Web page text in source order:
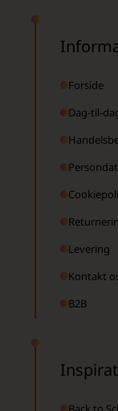
Forside
Dag-til-
Levering
Kontakt
B2B